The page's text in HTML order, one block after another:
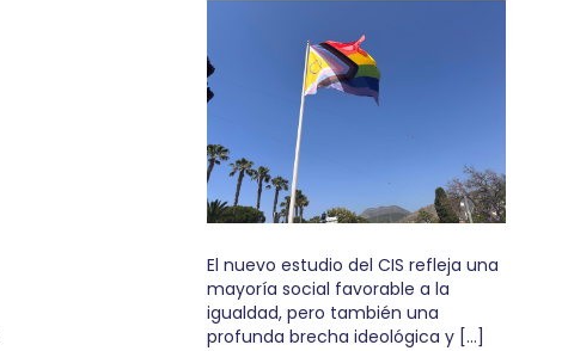
El nuevo estudio del CIS refleja una
mayoría social favorable a la
igualdad, pero también una
profunda brecha ideológica y […]